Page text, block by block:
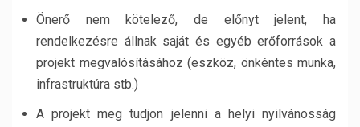
Önerő nem kötelező, de előnyt jelent, ha
rendelkezésre állnak saját és egyéb erőforrások a
projekt megvalósításához (eszköz, önkéntes munka,
infrastruktúra stb.)
A projekt meg tudjon jelenni a helyi nyilvánosság